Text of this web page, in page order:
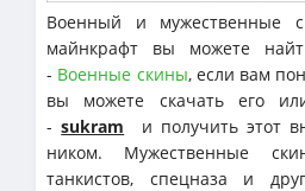
Военный и мужественные
майнкрафт вы можете
- Военные скины, если вам
вы можете скачать его
-sukram и получить этот
ником. Мужественные
танкистов, спецназа и